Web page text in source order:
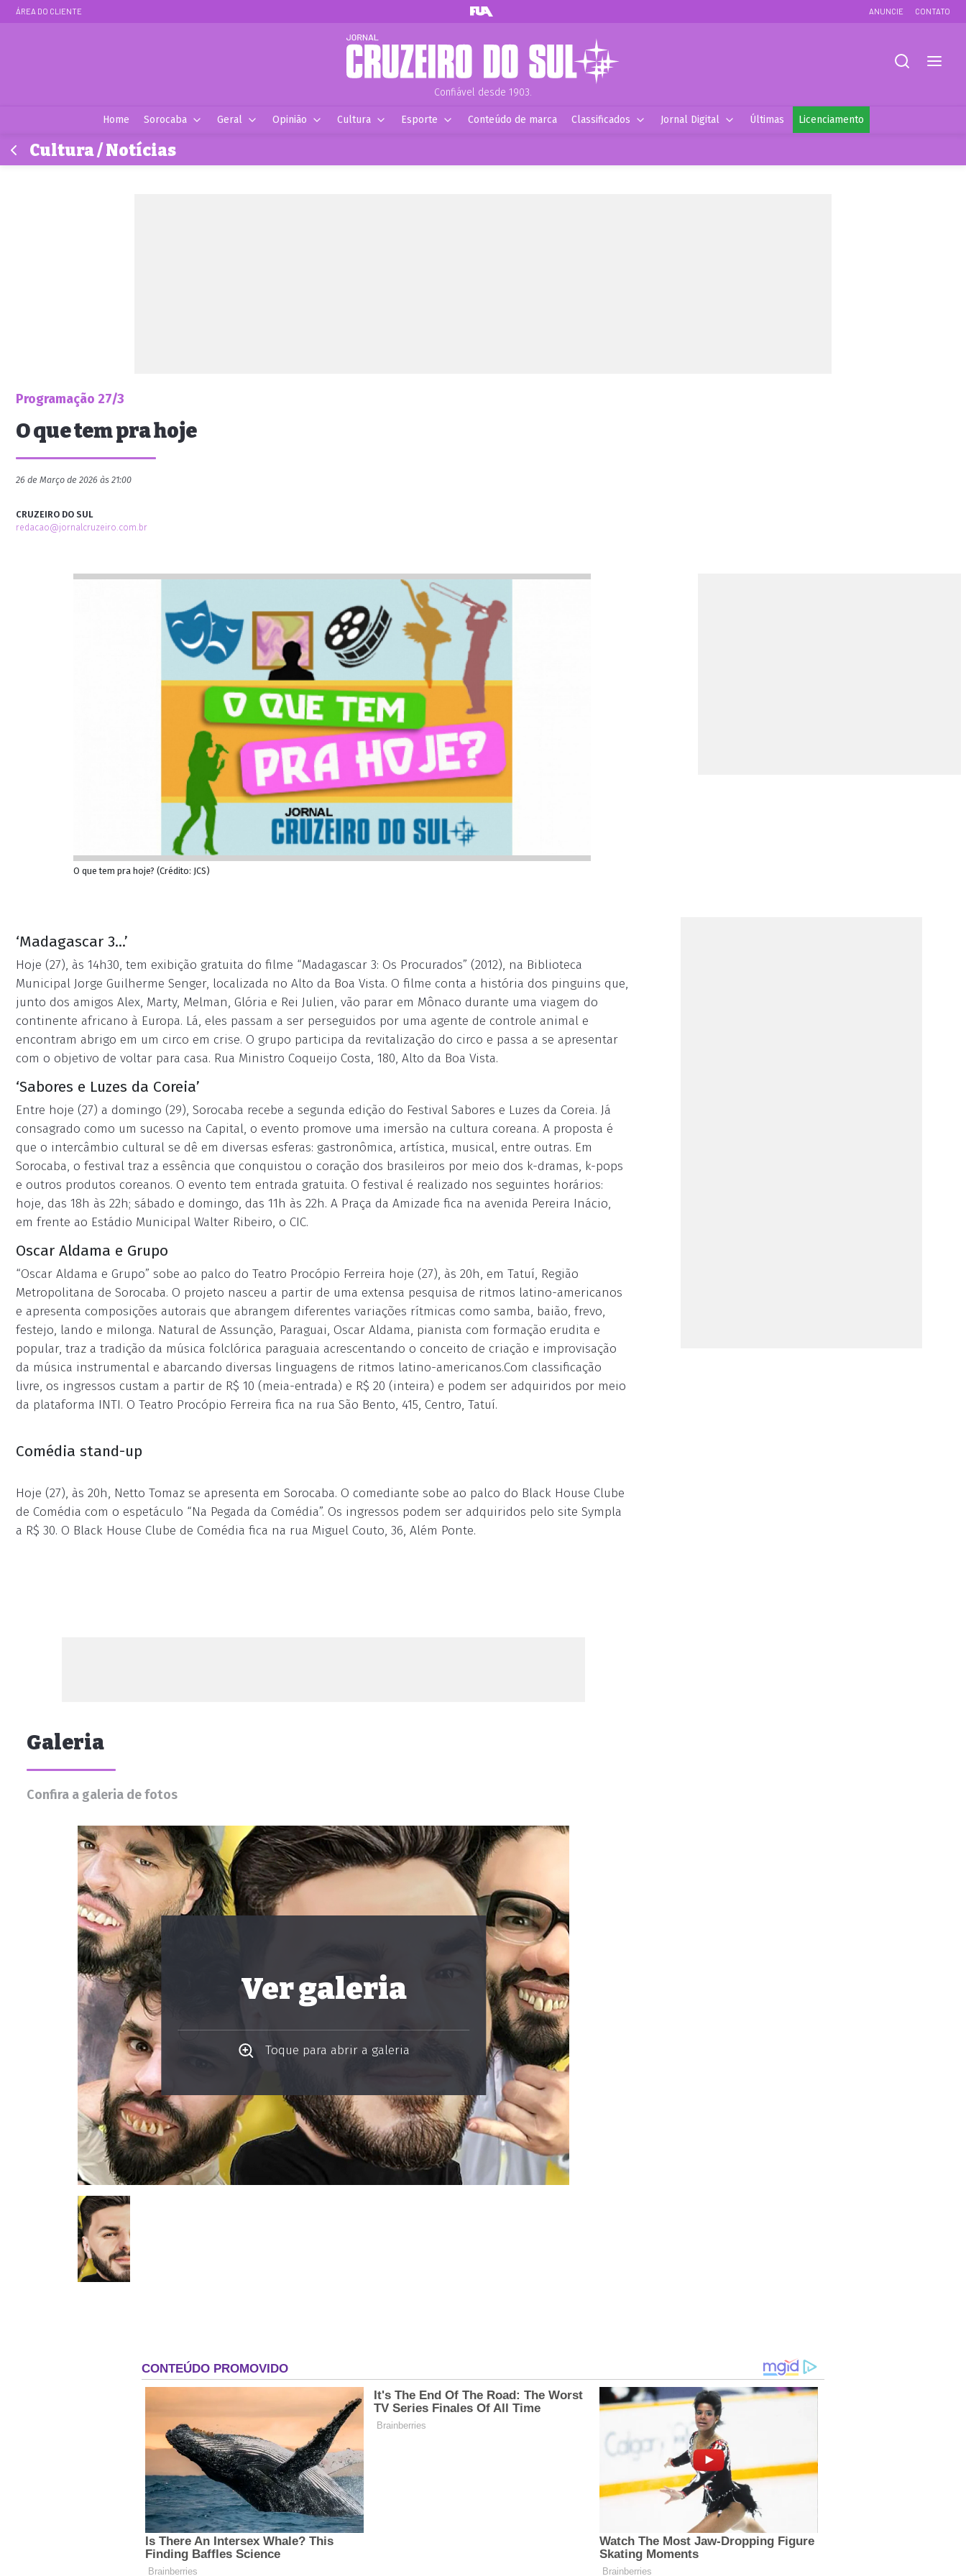
ÁREA DO CLIENTE ANUNCIE CONTATO
Confiável desde 1903.
Home Sorocaba Geral Opinião Cultura Esporte Conteúdo de marca Classificados Jornal Digital Últimas Licenciamento
Cultura / Notícias
Programação 27/3
O que tem pra hoje
26 de Março de 2026 às 21:00
CRUZEIRO DO SUL
redacao@jornalcruzeiro.com.br
O que tem pra hoje? (Crédito: JCS)
‘Madagascar 3...’
Hoje (27), às 14h30, tem exibição gratuita do filme “Madagascar 3: Os Procurados” (2012), na Biblioteca
Municipal Jorge Guilherme Senger, localizada no Alto da Boa Vista. O filme conta a história dos pinguins que,
junto dos amigos Alex, Marty, Melman, Glória e Rei Julien, vão parar em Mônaco durante uma viagem do
continente africano à Europa. Lá, eles passam a ser perseguidos por uma agente de controle animal e
encontram abrigo em um circo em crise. O grupo participa da revitalização do circo e passa a se apresentar
com o objetivo de voltar para casa. Rua Ministro Coqueijo Costa, 180, Alto da Boa Vista.
‘Sabores e Luzes da Coreia’
Entre hoje (27) a domingo (29), Sorocaba recebe a segunda edição do Festival Sabores e Luzes da Coreia. Já
consagrado como um sucesso na Capital, o evento promove uma imersão na cultura coreana. A proposta é
que o intercâmbio cultural se dê em diversas esferas: gastronômica, artística, musical, entre outras. Em
Sorocaba, o festival traz a essência que conquistou o coração dos brasileiros por meio dos k-dramas, k-pops
e outros produtos coreanos. O evento tem entrada gratuita. O festival é realizado nos seguintes horários:
hoje, das 18h às 22h; sábado e domingo, das 11h às 22h. A Praça da Amizade fica na avenida Pereira Inácio,
em frente ao Estádio Municipal Walter Ribeiro, o CIC.
Oscar Aldama e Grupo
“Oscar Aldama e Grupo” sobe ao palco do Teatro Procópio Ferreira hoje (27), às 20h, em Tatuí, Região
Metropolitana de Sorocaba. O projeto nasceu a partir de uma extensa pesquisa de ritmos latino-americanos
e apresenta composições autorais que abrangem diferentes variações rítmicas como samba, baião, frevo,
festejo, lando e milonga. Natural de Assunção, Paraguai, Oscar Aldama, pianista com formação erudita e
popular, traz a tradição da música folclórica paraguaia acrescentando o conceito de criação e improvisação
da música instrumental e abarcando diversas linguagens de ritmos latino-americanos.Com classificação
livre, os ingressos custam a partir de R$ 10 (meia-entrada) e R$ 20 (inteira) e podem ser adquiridos por meio
da plataforma INTI. O Teatro Procópio Ferreira fica na rua São Bento, 415, Centro, Tatuí.
Comédia stand-up
Hoje (27), às 20h, Netto Tomaz se apresenta em Sorocaba. O comediante sobe ao palco do Black House Clube
de Comédia com o espetáculo “Na Pegada da Comédia”. Os ingressos podem ser adquiridos pelo site Sympla
a R$ 30. O Black House Clube de Comédia fica na rua Miguel Couto, 36, Além Ponte.
Galeria
Confira a galeria de fotos
Ver galeria
Toque para abrir a galeria